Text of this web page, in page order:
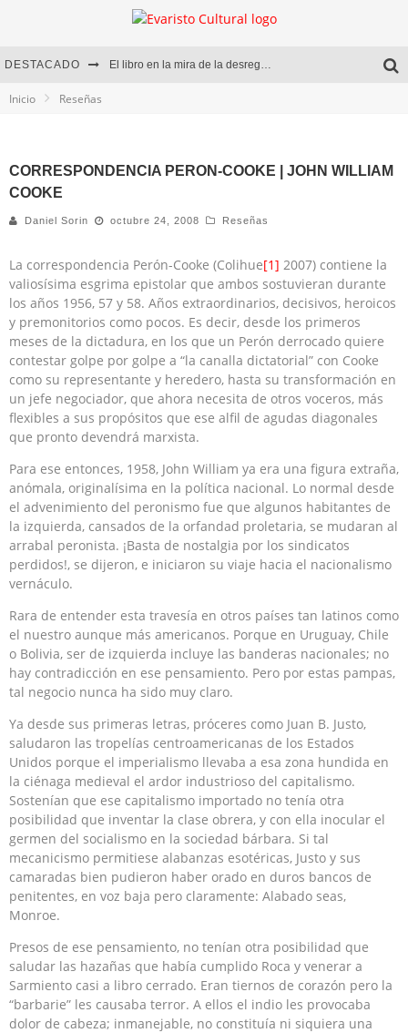
DESTACADO El libro en la mira de la desregulación
Alejandra Correa | La nieve
Inicio Reseñas
CORRESPONDENCIA PERON-COOKE | JOHN WILLIAM
COOKE
Daniel Sorin octubre 24, 2008 Reseñas
La correspondencia Perón-Cooke (Colihue[1] 2007) contiene la
valiosísima esgrima epistolar que ambos sostuvieran durante
los años 1956, 57 y 58. Años extraordinarios, decisivos, heroicos
y premonitorios como pocos. Es decir, desde los primeros
meses de la dictadura, en los que un Perón derrocado quiere
contestar golpe por golpe a “la canalla dictatorial” con Cooke
como su representante y heredero, hasta su transformación en
un jefe negociador, que ahora necesita de otros voceros, más
flexibles a sus propósitos que ese alfil de agudas diagonales
que pronto devendrá marxista.
Para ese entonces, 1958, John William ya era una figura extraña,
anómala, originalísima en la política nacional. Lo normal desde
el advenimiento del peronismo fue que algunos habitantes de
la izquierda, cansados de la orfandad proletaria, se mudaran al
arrabal peronista. ¡Basta de nostalgia por los sindicatos
perdidos!, se dijeron, e iniciaron su viaje hacia el nacionalismo
vernáculo.
Rara de entender esta travesía en otros países tan latinos como
el nuestro aunque más americanos. Porque en Uruguay, Chile
o Bolivia, ser de izquierda incluye las banderas nacionales; no
hay contradicción en ese pensamiento. Pero por estas pampas,
tal negocio nunca ha sido muy claro.
Ya desde sus primeras letras, próceres como Juan B. Justo,
saludaron las tropelías centroamericanas de los Estados
Unidos porque el imperialismo llevaba a esa zona hundida en
la ciénaga medieval el ardor industrioso del capitalismo.
Sostenían que ese capitalismo importado no tenía otra
posibilidad que inventar la clase obrera, y con ella inocular el
germen del socialismo en la sociedad bárbara. Si tal
mecanicismo permitiese alabanzas esotéricas, Justo y sus
camaradas bien pudieron haber orado en duros bancos de
penitentes, en voz baja pero claramente: Alabado seas,
Monroe.
Presos de ese pensamiento, no tenían otra posibilidad que
saludar las hazañas que había cumplido Roca y venerar a
Sarmiento casi a libro cerrado. Eran tiernos de corazón pero la
“barbarie” les causaba terror. A ellos el indio les provocaba
dolor de cabeza; inmanejable, no constituía ni siquiera una